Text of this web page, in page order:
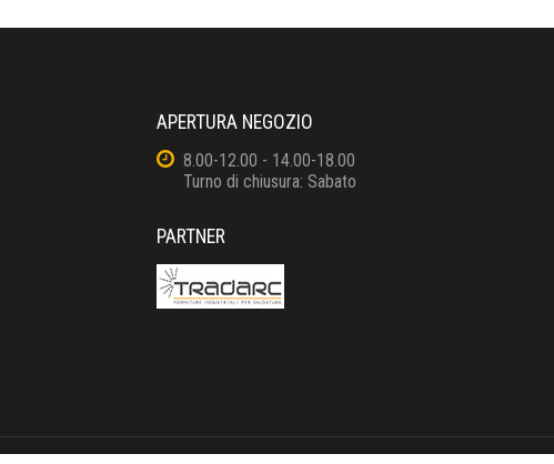
APERTURA NEGOZIO
8.00-12.00 - 14.00-18.00
Turno di chiusura: Sabato
PARTNER